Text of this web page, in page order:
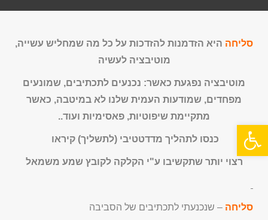
פתח סרגל נגישות
סליחה היא הזדמנות להזדכות על כל מה שמחליש עשייה,
מוטיבציה לעשיה
מוטיבציה נפגעת כאשר: נכנעים לתכתיבים, שמונעים
מפחדים, שמודעות העמית שלנו לא במיטבה, כאשר
מתקיימת שיפוטיות, פאסימיות ועוד..
כנסו לתהליך מדדטטיבי (לתשליך) קיראו
רצוי יותר שתקשיבו ע"י הקלקה לקובץ שמע משמאל
סליחה – שנכנעתי לתכתיבים של הסביבה